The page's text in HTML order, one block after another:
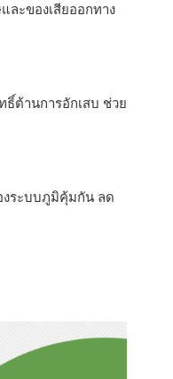
ละของเสียออกทาง
ต้านการอักเสบ ช่วย
งระบบภูมิคุ้มกัน ลด